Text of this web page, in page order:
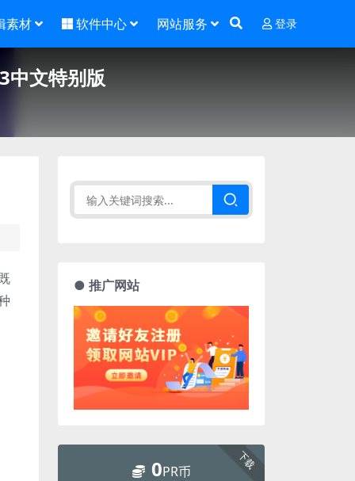
素材 软件中心 网站服务 登录
文特别版
● 推广网站
下载
0PR币